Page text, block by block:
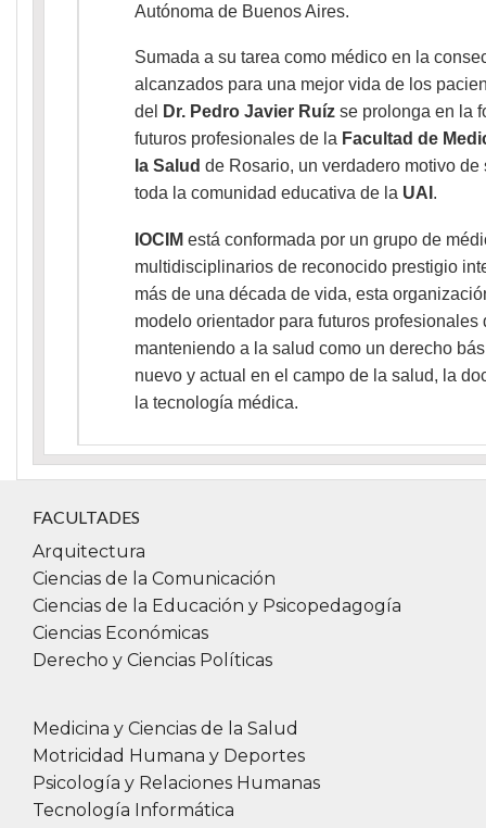
Autónoma de Buenos Aires.
Sumada a su tarea como médico en la
alcanzados para una mejor vida de los
del
Dr. Pedro Javier Ruízse prolonga en la
futuros profesionales de la Facultad de
la Salud de Rosario, un verdadero motivo de
toda la comunidad educativa de la UAI .
IOCIM está conformada por un grupo de
multidisciplinarios de reconocido prestigio
más de una década de vida, esta
modelo orientador para futuros profesionales
manteniendo a la salud como un derecho
nuevo y actual en el campo de la salud, la
la tecnología médica.
FACULTADES
Arquitectura
Ciencias de la Comunicación
Ciencias de la Educación y Psicopedagogía
Ciencias Económicas
Derecho y Ciencias Políticas
Medicina y Ciencias de la Salud
Motricidad Humana y Deportes
Psicología y Relaciones Humanas
Tecnología Informática